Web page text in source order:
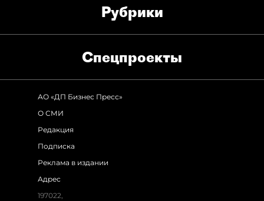
Рубрики
Спец­проекты
АО «ДП Бизнес Пресс»
О СМИ
Редакция
Подписка
Реклама в издании
Адрес
197022,